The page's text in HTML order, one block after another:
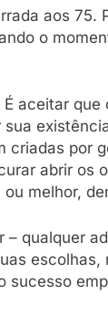
aos 75.
o
aceitar
criadas por
abrir os
melhor,
qualquer
escolhas,